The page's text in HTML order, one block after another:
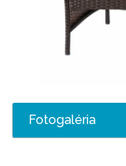
Fotogaléria